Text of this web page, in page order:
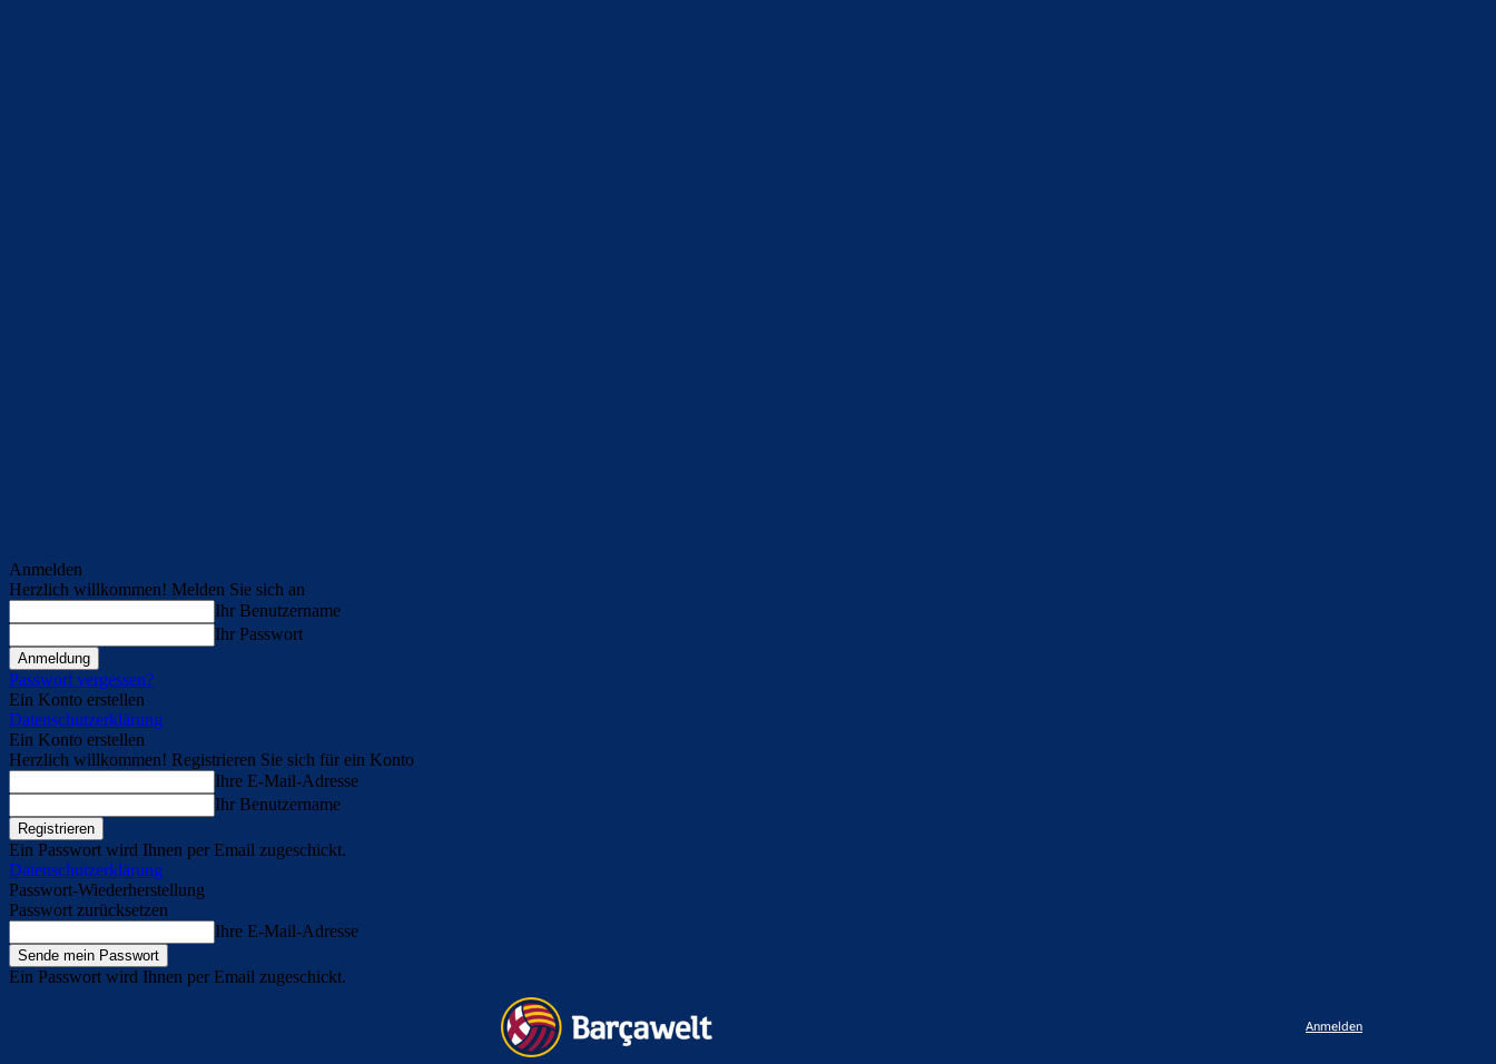
Anmelden
Herzlich willkommen! Melden Sie sich an
Ihr Benutzername
Ihr Passwort
Passwort vergessen?
Ein Konto erstellen
Datenschutzerklärung
Ein Konto erstellen
Herzlich willkommen! Registrieren Sie sich für ein Konto
Ihre E-Mail-Adresse
Ihr Benutzername
Ein Passwort wird Ihnen per Email zugeschickt.
Datenschutzerklärung
Passwort-Wiederherstellung
Passwort zurücksetzen
Ihre E-Mail-Adresse
Ein Passwort wird Ihnen per Email zugeschickt.
Anmelden